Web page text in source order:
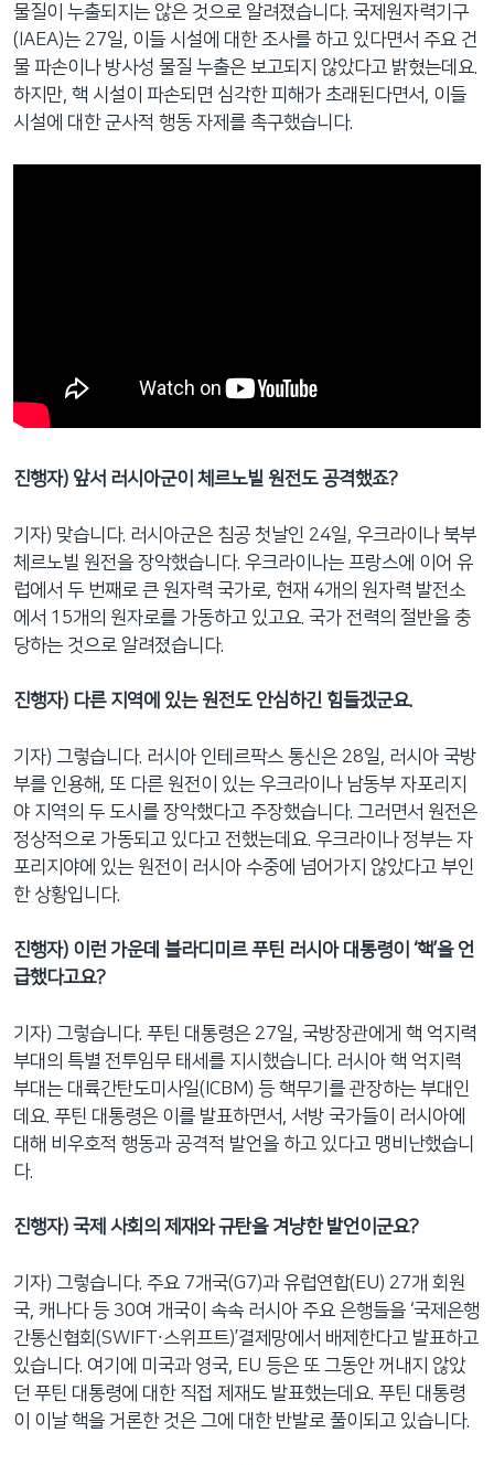
물질이 누출되지는 않은 것으로 알려졌습니다. 국제원자력기구
(IAEA)는 27일, 이들 시설에 대한 조사를 하고 있다면서 주요 건
물 파손이나 방사성 물질 누출은 보고되지 않았다고 밝혔는데요.
하지만, 핵 시설이 파손되면 심각한 피해가 초래된다면서, 이들
시설에 대한 군사적 행동 자제를 촉구했습니다.
진행자) 앞서 러시아군이 체르노빌 원전도 공격했죠?
기자) 맞습니다. 러시아군은 침공 첫날인 24일, 우크라이나 북부
체르노빌 원전을 장악했습니다. 우크라이나는 프랑스에 이어 유
럽에서 두 번째로 큰 원자력 국가로, 현재 4개의 원자력 발전소
에서 15개의 원자로를 가동하고 있고요. 국가 전력의 절반을 충
당하는 것으로 알려졌습니다.
진행자) 다른 지역에 있는 원전도 안심하긴 힘들겠군요.
기자) 그렇습니다. 러시아 인테르팍스 통신은 28일, 러시아 국방
부를 인용해, 또 다른 원전이 있는 우크라이나 남동부 자포리지
야 지역의 두 도시를 장악했다고 주장했습니다. 그러면서 원전은
정상적으로 가동되고 있다고 전했는데요. 우크라이나 정부는 자
포리지야에 있는 원전이 러시아 수중에 넘어가지 않았다고 부인
한 상황입니다.
진행자) 이런 가운데 블라디미르 푸틴 러시아 대통령이 ‘핵’을 언
급했다고요?
기자) 그렇습니다. 푸틴 대통령은 27일, 국방장관에게 핵 억지력
부대의 특별 전투임무 태세를 지시했습니다. 러시아 핵 억지력
부대는 대륙간탄도미사일(ICBM) 등 핵무기를 관장하는 부대인
데요. 푸틴 대통령은 이를 발표하면서, 서방 국가들이 러시아에
대해 비우호적 행동과 공격적 발언을 하고 있다고 맹비난했습니
다.
진행자) 국제 사회의 제재와 규탄을 겨냥한 발언이군요?
기자) 그렇습니다. 주요 7개국(G7)과 유럽연합(EU) 27개 회원
국, 캐나다 등 30여 개국이 속속 러시아 주요 은행들을 ‘국제은행
간통신협회(SWIFT∙스위프트)’결제망에서 배제한다고 발표하고
있습니다. 여기에 미국과 영국, EU 등은 또 그동안 꺼내지 않았
던 푸틴 대통령에 대한 직접 제재도 발표했는데요. 푸틴 대통령
이 이날 핵을 거론한 것은 그에 대한 반발로 풀이되고 있습니다.